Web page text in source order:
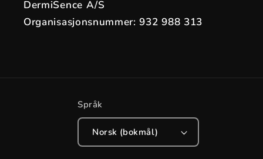
DermiSence A/S
Organisasjonsnummer: 932 988 313
Språk
Norsk (bokmål)